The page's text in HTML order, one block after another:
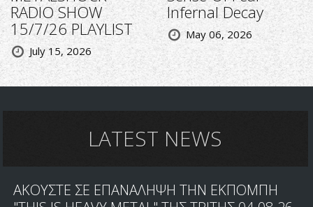
RADIO SHOW
15/7/26 PLAYLIST
July 15, 2026
Infernal Decay
May 06, 2026
LATEST NEWS
ΑΚΟΥΣΤΕ ΣΕ ΕΠΑΝΑΛΗΨΗ ΤΗΝ ΕΚΠΟΜΠΗ